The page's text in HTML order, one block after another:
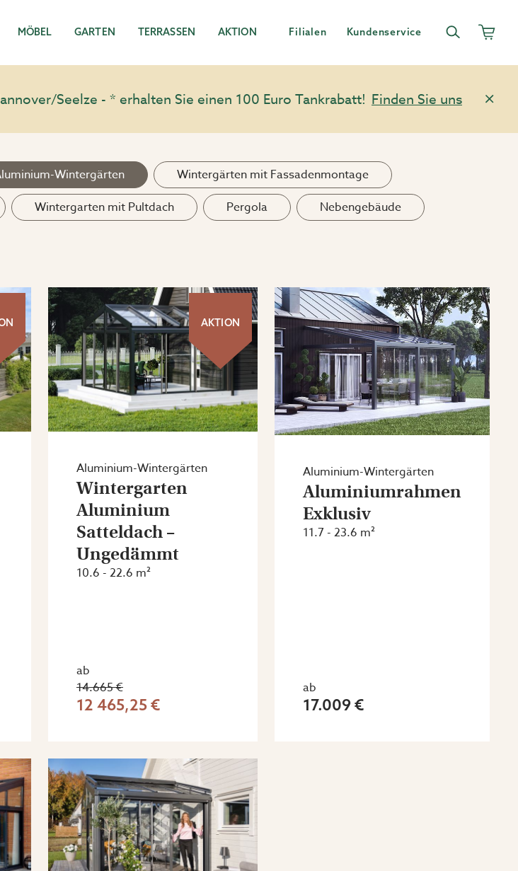
MÖBEL GARTEN TERRASSEN AKTION Filialen Kundenservice
Seelze - * erhalten Sie einen 100 Euro Tankrabatt! Finden Sie uns
Wintergärten
Wintergärten mit Fassadenmontage
Wintergarten mit Pultdach Pergola
Nebengebäude
AKTION
Aluminium-Wintergärten
Wintergarten
Aluminium
Satteldach –
Ungedämmt
10.6 - 22.6 m²
ab
14.665 €
12 465,25 €
Aluminium-Wintergärten
Aluminiumrahmen
Exklusiv
11.7 - 23.6 m²
ab
17.009 €